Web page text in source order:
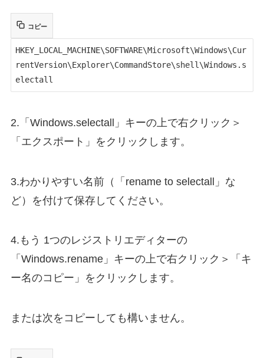
コピー
HKEY_LOCAL_MACHINE\SOFTWARE\Microsoft\Windows\Cur
rentVersion\Explorer\CommandStore\shell\Windows.s
electall
2.「Windows.selectall」キーの上で右クリック＞
「エクスポート」をクリックします。
3.わかりやすい名前（「rename to selectall」な
ど）を付けて保存してください。
4.もう 1つのレジストリエディターの
「Windows.rename」キーの上で右クリック＞「キ
ー名のコピー」をクリックします。
または次をコピーしても構いません。